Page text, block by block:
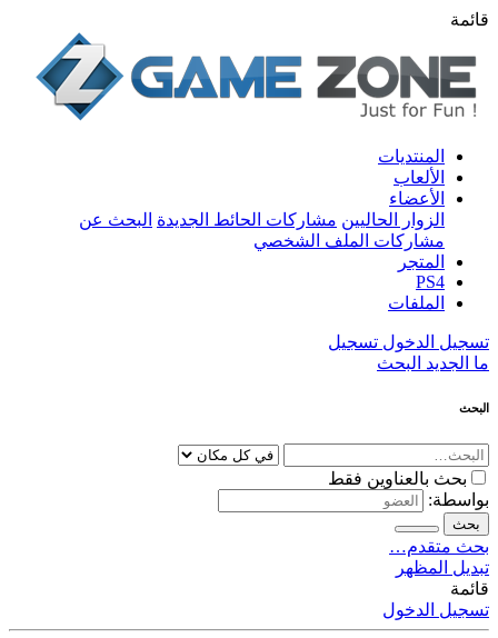
قائمة
المنتديات
الألعاب
الأعضاء
الزوار الحاليين مشاركات الحائط الجديدة البحث عن
مشاركات الملف الشخصي
المتجر
PS4
الملفات
تسجيل الدخول تسجيل
ما الجديد البحث
البحث
بحث بالعناوين فقط
بواسطة:
بحث
بحث متقدم…
تبديل المظهر
قائمة
تسجيل الدخول